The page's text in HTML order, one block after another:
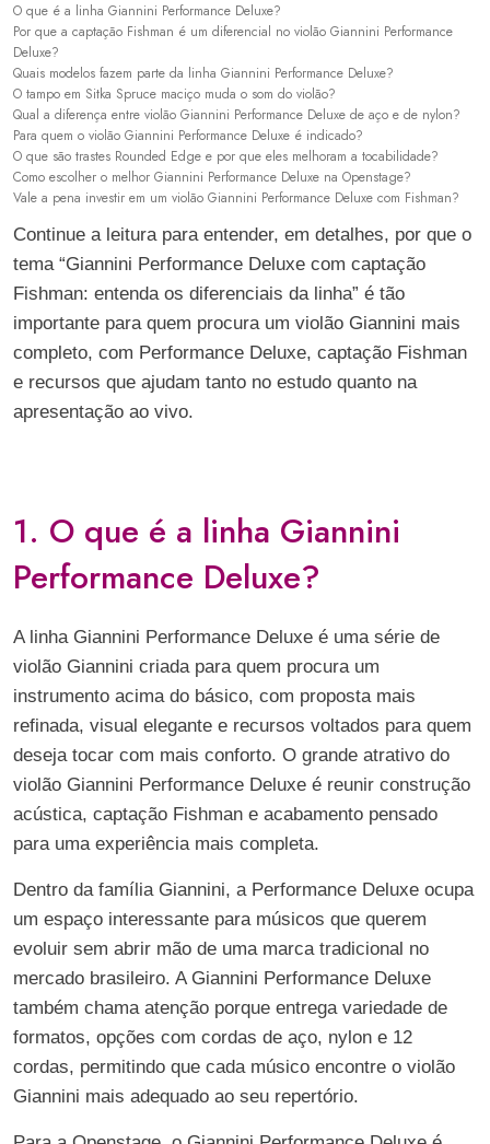
O que é a linha Giannini Performance Deluxe?
Por que a captação Fishman é um diferencial no violão Giannini Performance
Deluxe?
Quais modelos fazem parte da linha Giannini Performance Deluxe?
O tampo em Sitka Spruce maciço muda o som do violão?
Qual a diferença entre violão Giannini Performance Deluxe de aço e de nylon?
Para quem o violão Giannini Performance Deluxe é indicado?
O que são trastes Rounded Edge e por que eles melhoram a tocabilidade?
Como escolher o melhor Giannini Performance Deluxe na Openstage?
Vale a pena investir em um violão Giannini Performance Deluxe com Fishman?
Continue a leitura para entender, em detalhes, por que o
tema “Giannini Performance Deluxe com captação
Fishman: entenda os diferenciais da linha” é tão
importante para quem procura um violão Giannini mais
completo, com Performance Deluxe, captação Fishman
e recursos que ajudam tanto no estudo quanto na
apresentação ao vivo.
1. O que é a linha Giannini
Performance Deluxe?
A linha Giannini Performance Deluxe é uma série de
violão Giannini criada para quem procura um
instrumento acima do básico, com proposta mais
refinada, visual elegante e recursos voltados para quem
deseja tocar com mais conforto. O grande atrativo do
violão Giannini Performance Deluxe é reunir construção
acústica, captação Fishman e acabamento pensado
para uma experiência mais completa.
Dentro da família Giannini, a Performance Deluxe ocupa
um espaço interessante para músicos que querem
evoluir sem abrir mão de uma marca tradicional no
mercado brasileiro. A Giannini Performance Deluxe
também chama atenção porque entrega variedade de
formatos, opções com cordas de aço, nylon e 12
cordas, permitindo que cada músico encontre o violão
Giannini mais adequado ao seu repertório.